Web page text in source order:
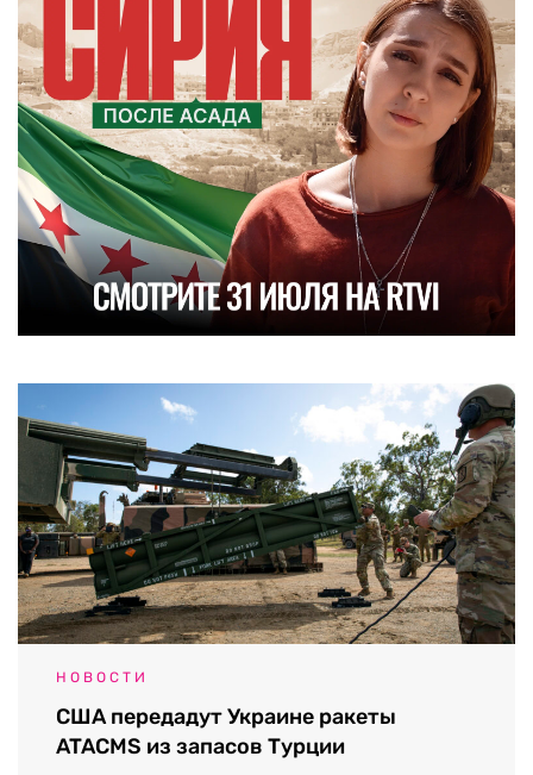
НОВОСТИ
США передадут Украине ракеты
ATACMS из запасов Турции